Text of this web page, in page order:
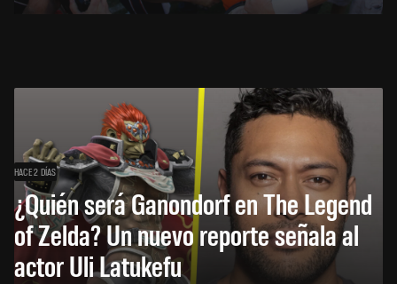
HACE 2 DÍAS
¿Quién será Ganondorf en The Legend
of Zelda? Un nuevo reporte señala al
actor Uli Latukefu